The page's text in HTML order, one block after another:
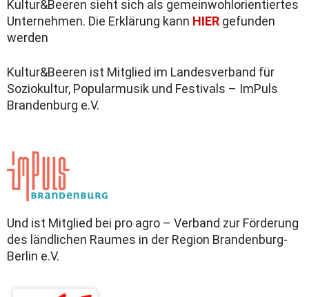
Kultur&Beeren sieht sich als gemeinwohlorientiertes
Unternehmen. Die Erklärung kann HIER gefunden
werden
Kultur&Beeren ist Mitglied im Landesverband für
Soziokultur, Popularmusik und Festivals – ImPuls
Brandenburg e.V.
Und ist Mitglied bei pro agro – Verband zur Förderung
des ländlichen Raumes in der Region Brandenburg-
Berlin e.V.